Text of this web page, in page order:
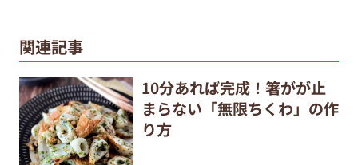
関連記事
10分あれば完成！箸がが止
まらない「無限ちくわ」の作
り方